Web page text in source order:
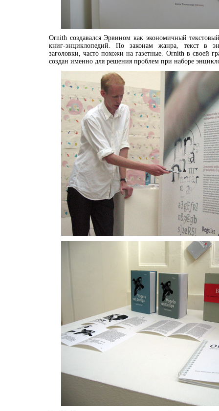
Ornith создавался Эрвином как экономичный
книг-энциклопедий. По законам жанра, текст в
заголовки, часто похожи на газетные. Ornith в своей
создан именно для решения проблем при наборе